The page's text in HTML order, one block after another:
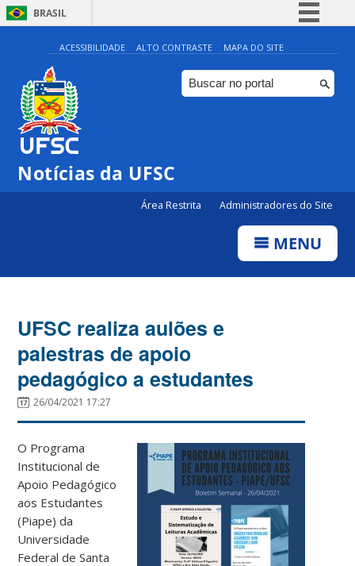
BRASIL
Simplifique!
Comunica BR
Participe
ACESSIBILIDADE ALTO CONTRASTE MAPA DO SITE
Notícias da UFSC
Área Restrita Administradores do Site
MENU
UFSC realiza aulões e
palestras de apoio
pedagógico a estudantes
26/04/2021 17:27
O Programa
Institucional de
Apoio Pedagógico
aos Estudantes
(Piape) da
Universidade
Federal de Santa